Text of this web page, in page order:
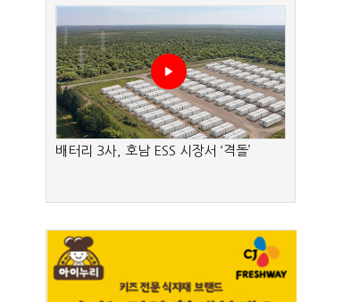
배터리 3사, 호남 ESS 시장서 ‘격돌’